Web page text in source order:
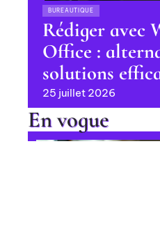
BUREAUTIQUE
Rédiger avec
Office :
solutions
25 juillet 2026
En vogue